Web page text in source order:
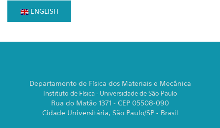
ENGLISH
Departamento de Física dos Materiais e Mecânica
Instituto de Física - Universidade de São Paulo
Rua do Matão 1371 - CEP 05508-090
Cidade Universitária, São Paulo/SP - Brasil